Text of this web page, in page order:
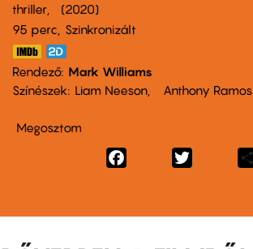
thriller
2020
95 perc,
Szinkronizált
Rendező Mark Williams
Színészek
Liam Neeson Anthony Ramos
Megosztom
Facebook